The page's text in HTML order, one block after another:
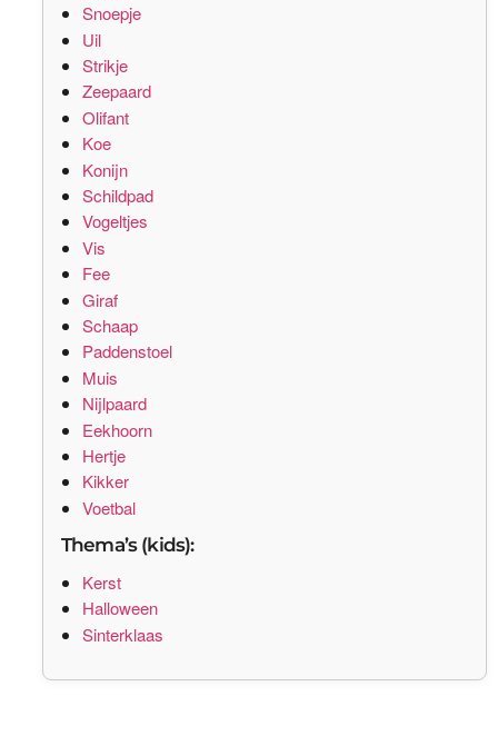
Snoepje
Uil
Strikje
Zeepaard
Olifant
Koe
Konijn
Schildpad
Vogeltjes
Vis
Fee
Giraf
Schaap
Paddenstoel
Muis
Nijlpaard
Eekhoorn
Hertje
Kikker
Voetbal
Thema’s (kids):
Kerst
Halloween
Sinterklaas